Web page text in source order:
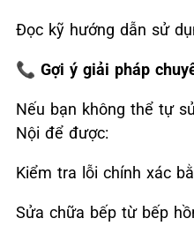
Đọc kỹ hướng dẫn sử
📞 Gợi ý giải pháp
Nếu bạn không thể tự
Nội để được:
Kiểm tra lỗi chính xác
Sửa chữa bếp từ bếp